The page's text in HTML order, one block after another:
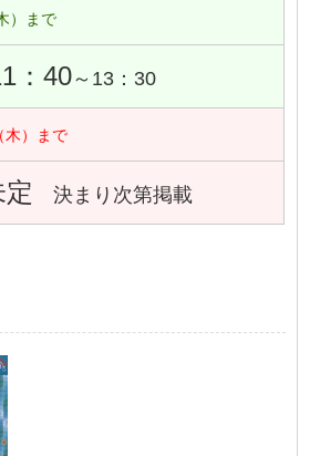
）まで
：40～13：30
（木）まで
決まり次第掲載